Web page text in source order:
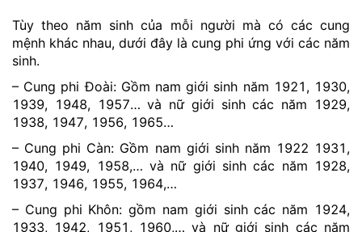
Tùy theo năm sinh của mỗi người mà có các cung
mệnh khác nhau, dưới đây là cung phi ứng với các năm
sinh.
– Cung phi Đoài: Gồm nam giới sinh năm 1921, 1930,
1939, 1948, 1957… và nữ giới sinh các năm 1929,
1938, 1947, 1956, 1965…
– Cung phi Càn: Gồm nam giới sinh năm 1922 1931,
1940, 1949, 1958,… và nữ giới sinh các năm 1928,
1937, 1946, 1955, 1964,…
– Cung phi Khôn: gồm nam giới sinh các năm 1924,
1933, 1942, 1951, 1960,… và nữ giới sinh các năm